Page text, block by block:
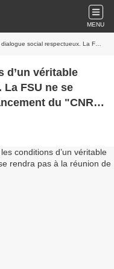
MENU
ne se rendra pas à la réunion de lancement du "CNR" !
d’un véritable
FSU ne se
du "CNR"